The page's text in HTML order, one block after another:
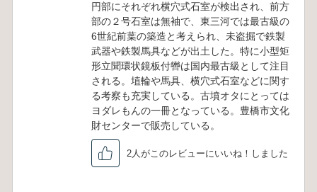
円部にそれぞれ横穴式石室が検出され、前方
部の２号石室は無袖で、東三河では最古級の
6世紀前葉の築造と考えられ、未盗掘で鉄製
武器や鉄製馬具などが出土した。特に小型矩
形立聞環状鏡板付轡は国内最古級として注目
される。埴輪や馬具、横穴式石室などに関す
る考察も充実している。古墳オタにとっては
ヨダレもんの一冊となっている。豊橋市文化
財センターで販売している。
2人がこのレビューにいいね！しました